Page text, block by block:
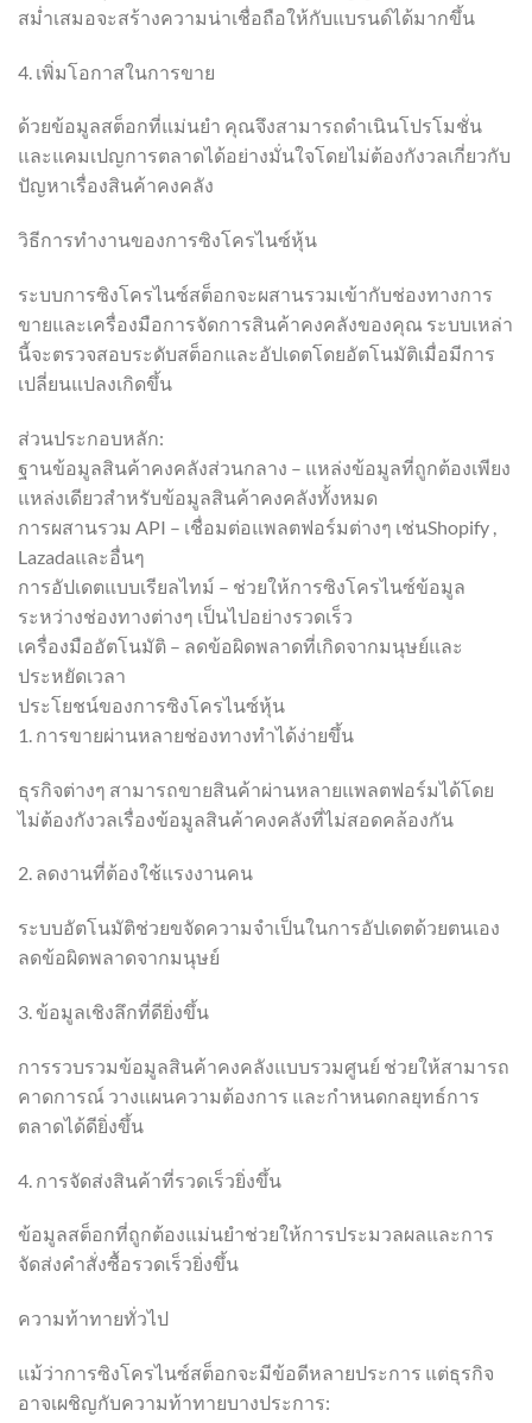
สม่ำเสมอจะสร้างความน่าเชื่อถือให้กับแบรนด์ได้มากขึ้น
4. เพิ่มโอกาสในการขาย
ด้วยข้อมูลสต็อกที่แม่นยำ คุณจึงสามารถดำเนินโปรโมชั่น
และแคมเปญการตลาดได้อย่างมั่นใจโดยไม่ต้องกังวลเกี่ยวกับ
ปัญหาเรื่องสินค้าคงคลัง
วิธีการทำงานของการซิงโครไนซ์หุ้น
ระบบการซิงโครไนซ์สต็อกจะผสานรวมเข้ากับช่องทางการ
ขายและเครื่องมือการจัดการสินค้าคงคลังของคุณ ระบบเหล่า
นี้จะตรวจสอบระดับสต็อกและอัปเดตโดยอัตโนมัติเมื่อมีการ
เปลี่ยนแปลงเกิดขึ้น
ส่วนประกอบหลัก:
ฐานข้อมูลสินค้าคงคลังส่วนกลาง – แหล่งข้อมูลที่ถูกต้องเพียง
แหล่งเดียวสำหรับข้อมูลสินค้าคงคลังทั้งหมด
การผสานรวม API – เชื่อมต่อแพลตฟอร์มต่างๆ เช่นShopify ,
Lazadaและอื่นๆ
การอัปเดตแบบเรียลไทม์ – ช่วยให้การซิงโครไนซ์ข้อมูล
ระหว่างช่องทางต่างๆ เป็นไปอย่างรวดเร็ว
เครื่องมืออัตโนมัติ – ลดข้อผิดพลาดที่เกิดจากมนุษย์และ
ประหยัดเวลา
ประโยชน์ของการซิงโครไนซ์หุ้น
1. การขายผ่านหลายช่องทางทำได้ง่ายขึ้น
ธุรกิจต่างๆ สามารถขายสินค้าผ่านหลายแพลตฟอร์มได้โดย
ไม่ต้องกังวลเรื่องข้อมูลสินค้าคงคลังที่ไม่สอดคล้องกัน
2. ลดงานที่ต้องใช้แรงงานคน
ระบบอัตโนมัติช่วยขจัดความจำเป็นในการอัปเดตด้วยตนเอง
ลดข้อผิดพลาดจากมนุษย์
3. ข้อมูลเชิงลึกที่ดียิ่งขึ้น
การรวบรวมข้อมูลสินค้าคงคลังแบบรวมศูนย์ ช่วยให้สามารถ
คาดการณ์ วางแผนความต้องการ และกำหนดกลยุทธ์การ
ตลาดได้ดียิ่งขึ้น
4. การจัดส่งสินค้าที่รวดเร็วยิ่งขึ้น
ข้อมูลสต็อกที่ถูกต้องแม่นยำช่วยให้การประมวลผลและการ
จัดส่งคำสั่งซื้อรวดเร็วยิ่งขึ้น
ความท้าทายทั่วไป
แม้ว่าการซิงโครไนซ์สต็อกจะมีข้อดีหลายประการ แต่ธุรกิจ
อาจเผชิญกับความท้าทายบางประการ: